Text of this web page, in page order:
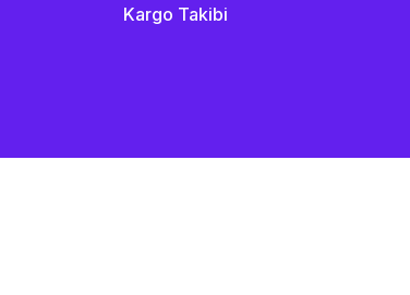
Kargo Takibi